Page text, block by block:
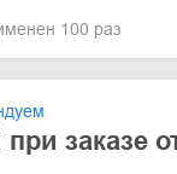
100 раз
заказе